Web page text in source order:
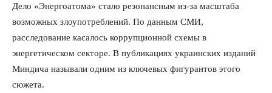
Дело «Энергоатома» стало резонансным из-за масштаба
возможных злоупотреблений. По данным СМИ,
расследование касалось коррупционной схемы в
энергетическом секторе. В публикациях украинских изданий
Миндича называли одним из ключевых фигурантов этого
сюжета.